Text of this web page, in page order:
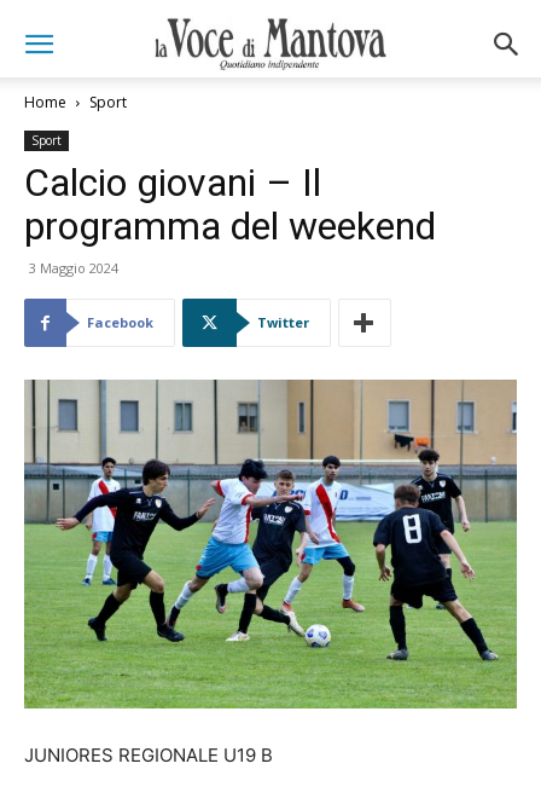
Home Sport
Sport
Calcio giovani – Il
programma del weekend
3 Maggio 2024
Facebook Twitter
JUNIORES REGIONALE U19 B